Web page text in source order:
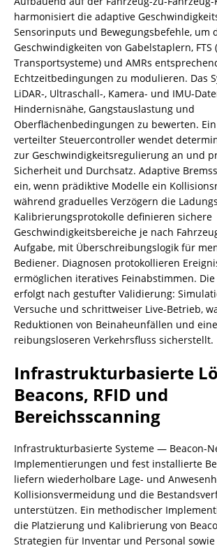
harmonisiert die adaptive
Sensorinputs und Bewegungsbefehle, um
Geschwindigkeiten von Gabelstaplern, FTS
Transportsysteme) und AMRs
Echtzeitbedingungen zu modulieren. Das
LiDAR-, Ultraschall-, Kamera- und IMU-
Hindernisnähe, Gangstauslastung und
Oberflächenbedingungen zu bewerten.
verteilter Steuercontroller wendet
zur Geschwindigkeitsregulierung an und
Sicherheit und Durchsatz. Adaptive
ein, wenn prädiktive Modelle ein
während graduelles Verzögern die
Kalibrierungsprotokolle definieren sichere
Geschwindigkeitsbereiche je nach
Aufgabe, mit Überschreibungslogik für
Bediener. Diagnosen protokollieren
ermöglichen iteratives Feinabstimmen.
erfolgt nach gestufter Validierung:
Versuche und schrittweiser Live-Betrieb,
Reduktionen von Beinaheunfällen und
reibungsloseren Verkehrsfluss sicherstellt.
Infrastrukturbasierte
Beacons, RFID und
Bereichsscanning
Infrastrukturbasierte Systeme — Beacon-
Implementierungen und fest installierte
liefern wiederholbare Lage- und
Kollisionsvermeidung und die
unterstützen. Ein methodischer
die Platzierung und Kalibrierung von
Strategien für Inventar und Personal sowie